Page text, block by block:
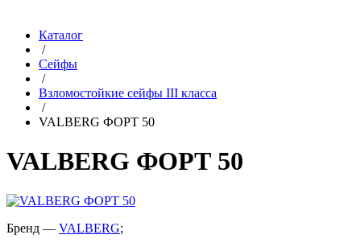
Каталог
/
Сейфы
/
Взломостойкие сейфы III класса
/
VALBERG ФОРТ 50
VALBERG ФОРТ 50
Бренд — VALBERG;